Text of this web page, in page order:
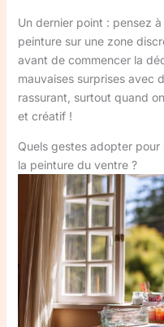
Un dernier point : pensez
peinture sur une zone
avant de commencer la
mauvaises surprises avec
rassurant, surtout quand
et créatif !
Quels gestes adopter
la peinture du ventre ?